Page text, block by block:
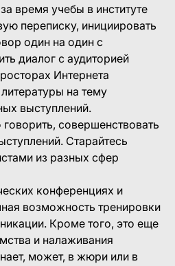
время учебы в институте
переписку, инициировать
один на один с
диалог с аудиторией
Интернета
на тему
выступлений.
совершенствовать
Старайтесь
из разных сфер
конференциях и
возможность тренировки
Кроме того, это еще
и налаживания
может, в жюри или в